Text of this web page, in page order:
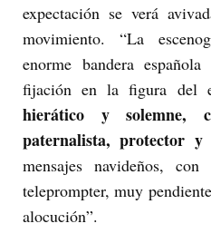
expectación se verá
movimiento. “La
enorme bandera
fijación en la figura del
hierático y
paternalista, protector y
mensajes navideños,
teleprompter, muy
alocución”.